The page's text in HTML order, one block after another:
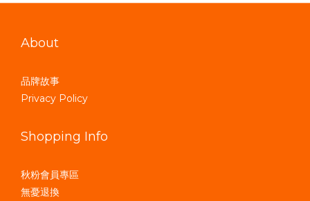
About
品牌故事
Privacy Policy
Shopping Info
秋粉會員專區
無憂退換